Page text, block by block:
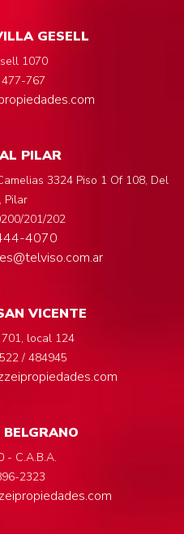
GESELL
1070
767
PILAR
3324 Piso 1 Of 108, Del
Pilar
201/202
4070
VICENTE
local 124
/ 484945
- C.A.B.A.
2323